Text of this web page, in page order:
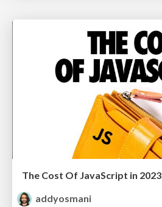
The Cost Of JavaScript in 2023
addyosmani